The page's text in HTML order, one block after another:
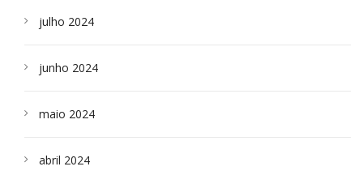
julho 2024
junho 2024
maio 2024
abril 2024